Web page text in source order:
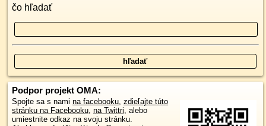
čo hľadať
Podpor projekt OMA:
Spojte sa s nami na facebooku, zdieľajte túto
stránku na Facebooku, na Twittri, alebo
umiestnite odkaz na svoju stránku.